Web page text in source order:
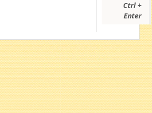
Ctrl +
Enter